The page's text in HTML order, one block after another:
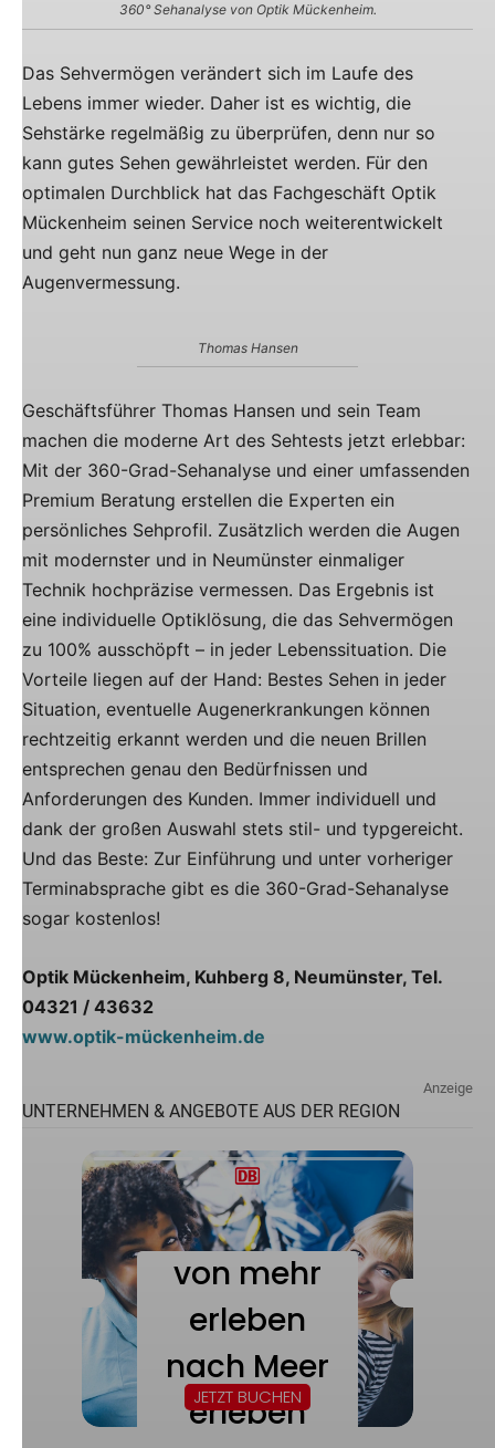
360° Sehanalyse von Optik Mückenheim.
Das Sehvermögen verändert sich im Laufe des
Lebens immer wieder. Daher ist es wichtig, die
Sehstärke regelmäßig zu überprüfen, denn nur so
kann gutes Sehen gewährleistet werden. Für den
optimalen Durchblick hat das Fachgeschäft Optik
Mückenheim seinen Service noch weiterentwickelt
und geht nun ganz neue Wege in der
Augenvermessung.
Thomas Hansen
Geschäftsführer Thomas Hansen und sein Team
machen die moderne Art des Sehtests jetzt erlebbar:
Mit der 360-Grad-Sehanalyse und einer umfassenden
Premium Beratung erstellen die Experten ein
persönliches Sehprofil. Zusätzlich werden die Augen
mit modernster und in Neumünster einmaliger
Technik hochpräzise vermessen. Das Ergebnis ist
eine individuelle Optiklösung, die das Sehvermögen
zu 100% ausschöpft – in jeder Lebenssituation. Die
Vorteile liegen auf der Hand: Bestes Sehen in jeder
Situation, eventuelle Augenerkrankungen können
rechtzeitig erkannt werden und die neuen Brillen
entsprechen genau den Bedürfnissen und
Anforderungen des Kunden. Immer individuell und
dank der großen Auswahl stets stil- und typgereicht.
Und das Beste: Zur Einführung und unter vorheriger
Terminabsprache gibt es die 360-Grad-Sehanalyse
sogar kostenlos!
Optik Mückenheim, Kuhberg 8, Neumünster, Tel.
04321 / 43632
www.optik-mückenheim.de